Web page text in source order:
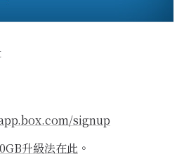
signup
升級法在此 。